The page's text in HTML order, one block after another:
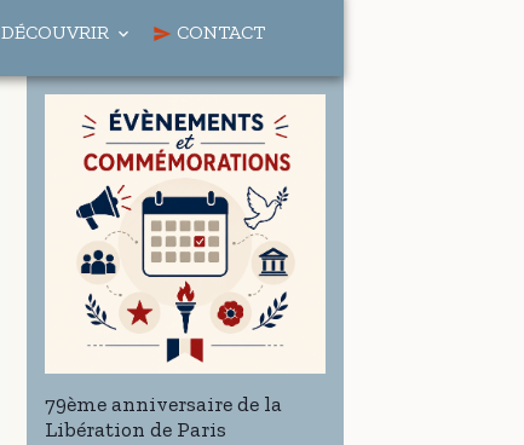
DÉCOUVRIR CONTACT
79ème anniversaire de la
Libération de Paris